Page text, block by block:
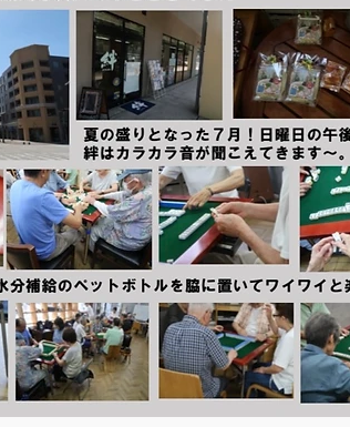
よう@幕張ベイタウン「絆」 月の灯